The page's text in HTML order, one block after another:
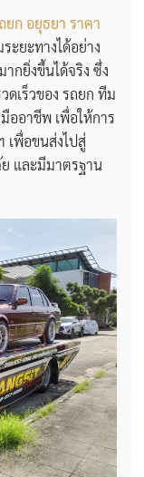
ยก อยุธยา ราคา
ะยะทางได้อย่าง
กยิ่งขึ้นได้จริง ซึ่ง
เร็วของ รถยก ทีม
ออาชีพ เพื่อให้การ
เพื่อขนส่งไปสู่
และมีมาตรฐาน